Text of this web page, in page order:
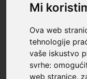
Mi
Ova web
tehnologije
vaše iskustvo
svrhe:
web stranice,